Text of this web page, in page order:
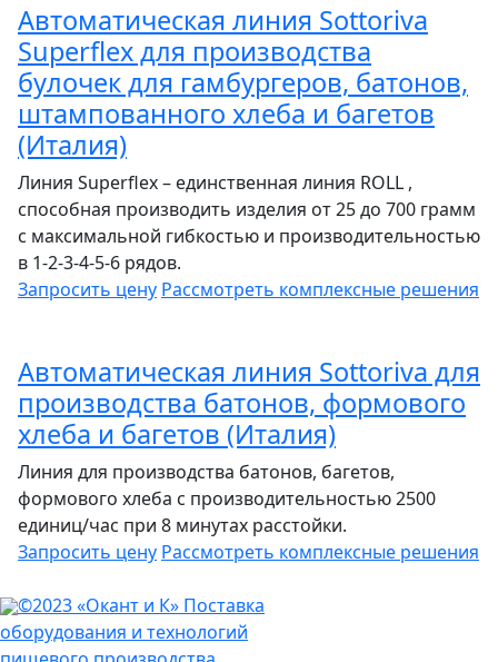
Автоматическая линия Sottoriva
Superflex для производства
булочек для гамбургеров, батонов,
штампованного хлеба и багетов
(Италия)
Линия Superflex – единственная линия ROLL ,
способная производить изделия от 25 до 700 грамм
с максимальной гибкостью и производительностью
в 1-2-3-4-5-6 рядов.
Запросить цену Рассмотреть комплексные решения
Автоматическая линия Sottoriva для
производства батонов, формового
хлеба и багетов (Италия)
Линия для производства батонов, багетов,
формового хлеба с производительностью 2500
единиц/час при 8 минутах расстойки.
Запросить цену Рассмотреть комплексные решения
©2023 «Окант и К» Поставка
оборудования и технологий